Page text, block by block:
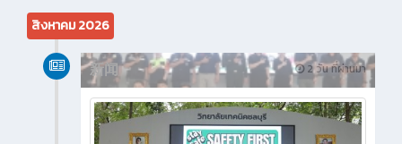
สิงหาคม 2026
2 วัน ที่ผ่านมา
新闻